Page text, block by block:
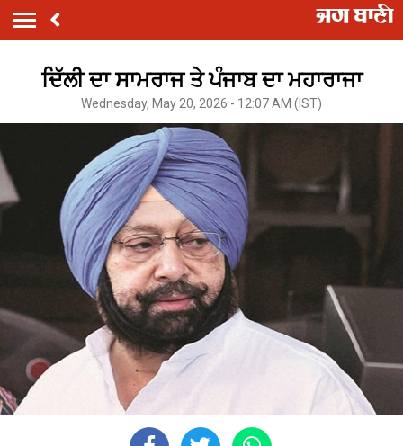
ਦਿੱਲੀ ਦਾ ਸਾਮਰਾਜ ਤੇ ਪੰਜਾਬ ਦਾ ਮਹਾਰਾਜਾ
Wednesday, May 20, 2026 - 12:07 AM (IST)